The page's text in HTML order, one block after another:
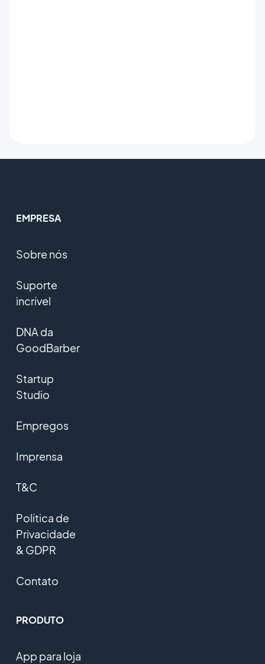
EMPRESA
Sobre nós
Suporte
incrível
DNA da
GoodBarber
Startup
Studio
Empregos
Imprensa
T&C
Política de
Privacidade
& GDPR
Contato
PRODUTO
App para loja